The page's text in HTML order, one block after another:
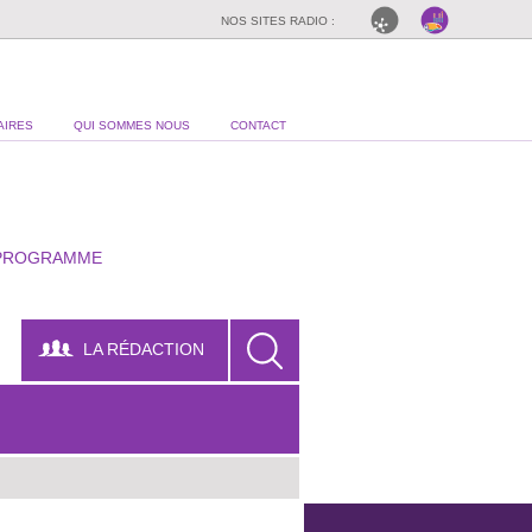
NOS SITES RADIO :
QUI SOMMES NOUS CONTACT
LA RÉDACTION